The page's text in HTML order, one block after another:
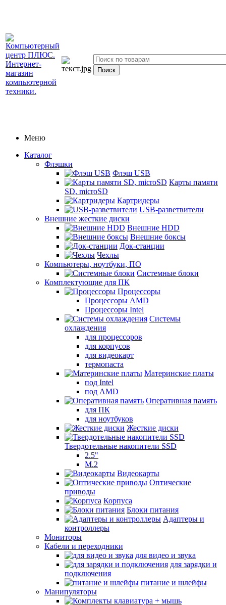
Меню
Каталог
Флэшки
Флэш USB
Карты памяти
SD, microSD
Картридеры
USB-разветвители
Внешние жесткие диски
Внешние HDD
Внешние боксы
Док-станции
Чехлы
Компьютеры, ноутбуки, ПО
Системные блоки
Комплектующие для ПК
Процессоры
Процессоры AMD
Процессоры Intel
Системы
охлаждения
для процессоров
для корпусов
для видеокарт
термопаста
Материнские платы
под Intel
под AMD
Оперативная память
для ПК
для ноутбуков
Жесткие диски
Твердотельные накопители SSD
2.5"
M.2
Видеокарты
Оптические
приводы
Корпуса
Блоки питания
Адаптеры и
контроллеры
Мониторы
Кабели и переходники
для видео и звука
для зарядки и
подключения
питание и шлейфы
Манипуляторы